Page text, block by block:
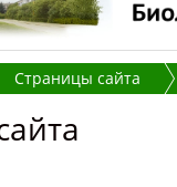
Страницы сайта